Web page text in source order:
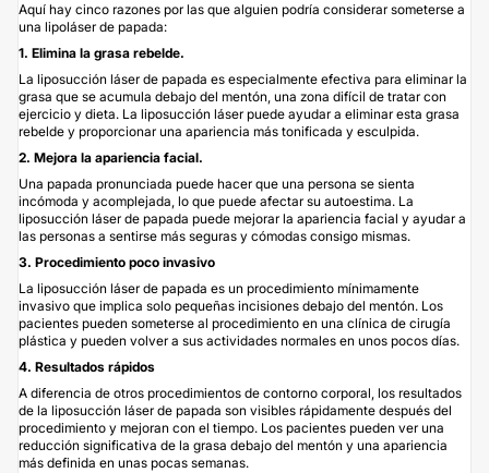
Aquí hay cinco razones por las que alguien podría considerar someterse a
una lipoláser de papada:
1. Elimina la grasa rebelde.
La liposucción láser de papada es especialmente efectiva para eliminar la
grasa que se acumula debajo del mentón, una zona difícil de tratar con
ejercicio y dieta. La liposucción láser puede ayudar a eliminar esta grasa
rebelde y proporcionar una apariencia más tonificada y esculpida.
2. Mejora la apariencia facial.
Una papada pronunciada puede hacer que una persona se sienta
incómoda y acomplejada, lo que puede afectar su autoestima. La
liposucción láser de papada puede mejorar la apariencia facial y ayudar a
las personas a sentirse más seguras y cómodas consigo mismas.
3. Procedimiento poco invasivo
La liposucción láser de papada es un procedimiento mínimamente
invasivo que implica solo pequeñas incisiones debajo del mentón. Los
pacientes pueden someterse al procedimiento en una clínica de cirugía
plástica y pueden volver a sus actividades normales en unos pocos días.
4. Resultados rápidos
A diferencia de otros procedimientos de contorno corporal, los resultados
de la liposucción láser de papada son visibles rápidamente después del
procedimiento y mejoran con el tiempo. Los pacientes pueden ver una
reducción significativa de la grasa debajo del mentón y una apariencia
más definida en unas pocas semanas.